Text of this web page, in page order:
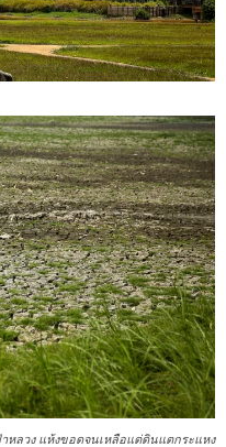
หลวง แห้งขอดจนเหลือแต่ดินแตกระแหง